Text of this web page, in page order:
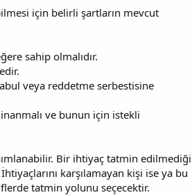
için belirli şartların mevcut
sahip olmalıdır.
veya reddetme serbestisine
ve bunun için istekli
Bir ihtiyaç tatmin edilmediği
karşılamayan kişi ise ya bu
tatmin yolunu seçecektir.